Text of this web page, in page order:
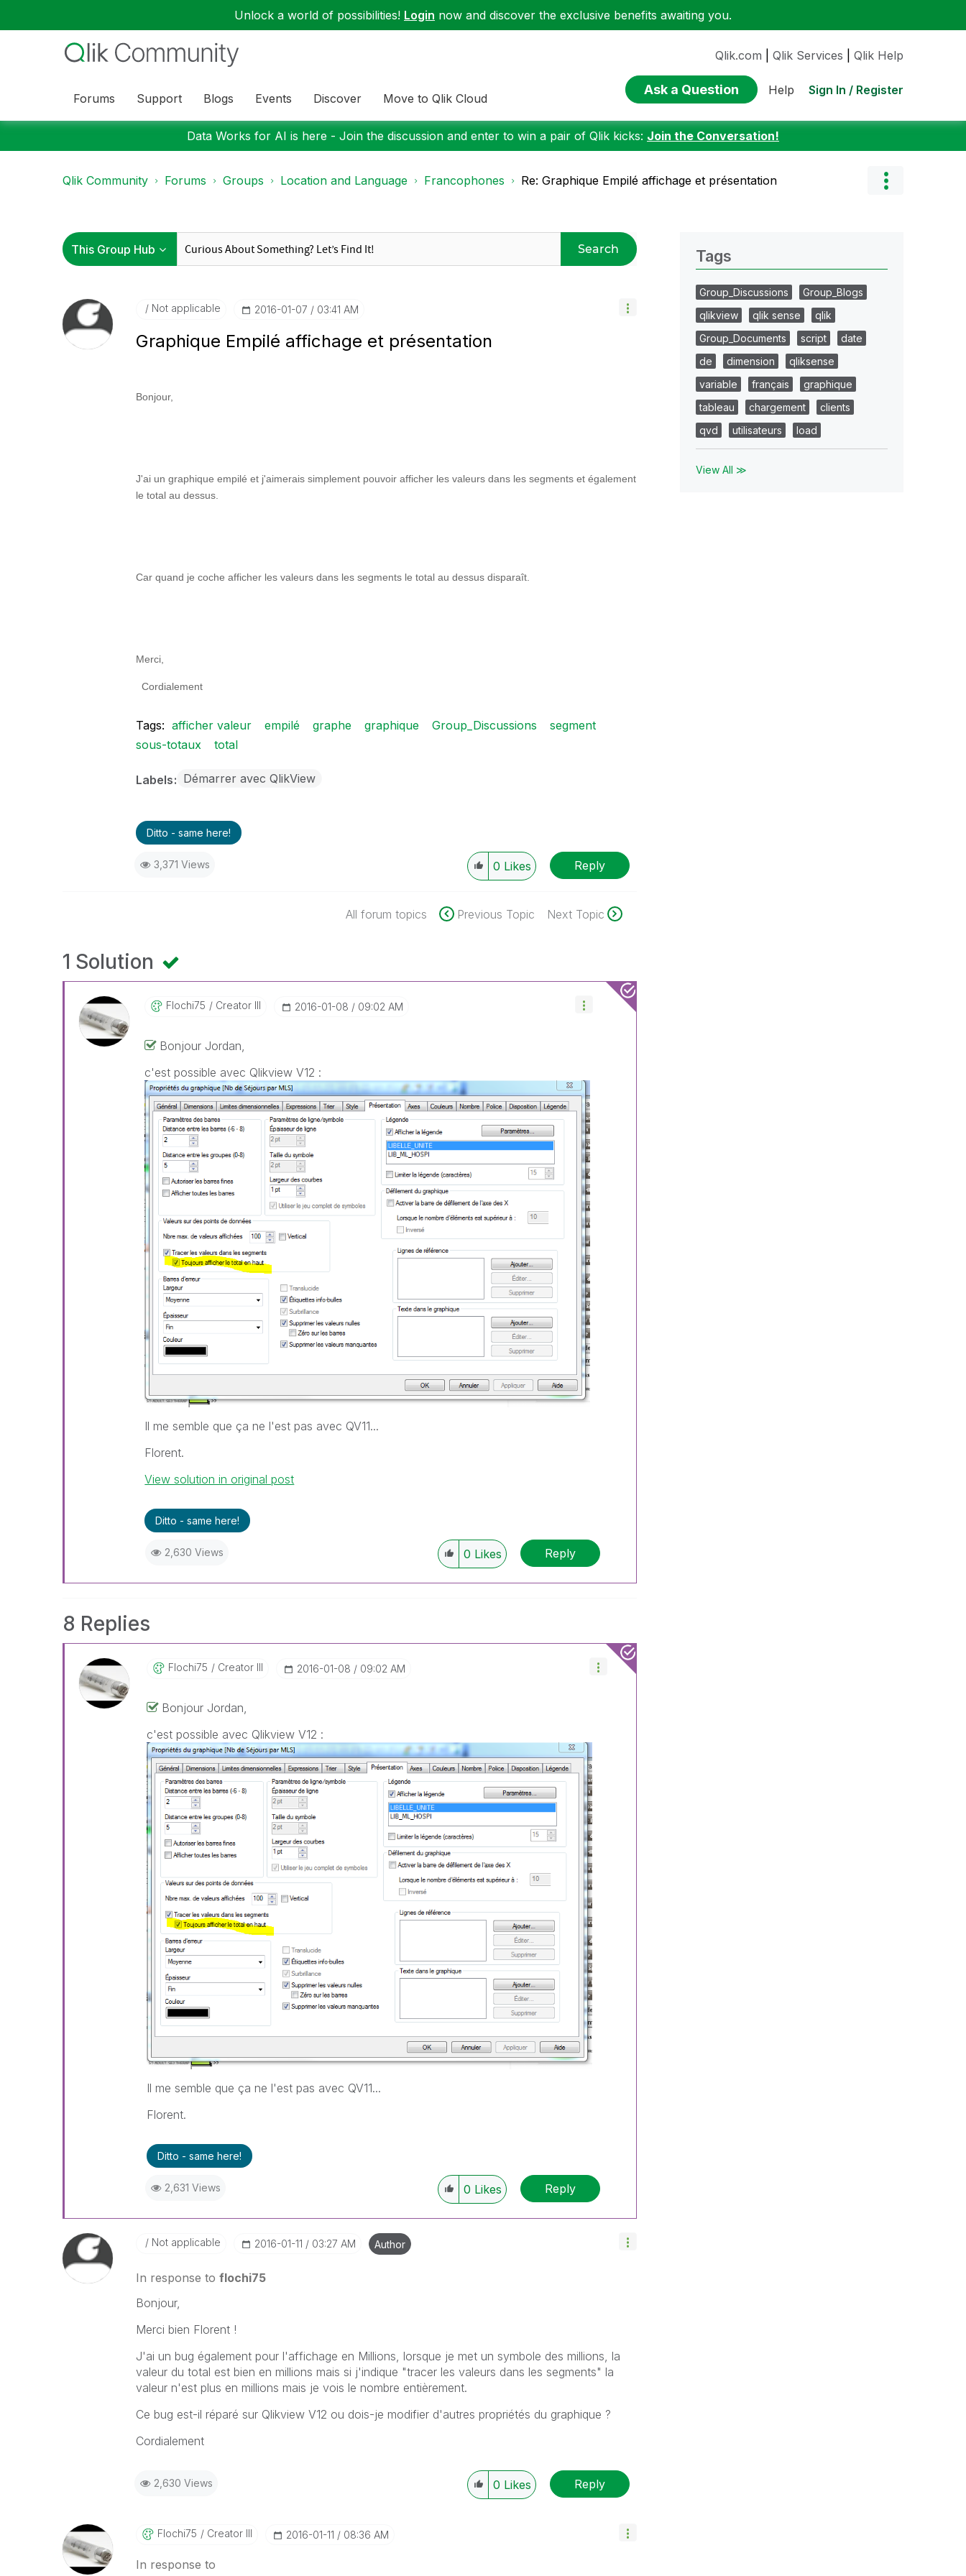
Unlock a world of possibilities! Login now and discover the exclusive benefits awaiting you.
Forums Support Blogs Events Discover Move to Qlik Cloud
Qlik.com Qlik Services Qlik Help
Ask a Question Help Sign In / Register
Data Works for AI is here - Join the discussion and enter to win a pair of Qlik kicks: Join the Conversation!
Qlik Community Forums Groups Location and Language Francophones Re: Graphique Empilé affichage et présentation
Search
Not applicable ‎2016-01-07 03:41 AM
Graphique Empilé affichage et présentation
Bonjour,
J'ai un graphique empilé et j'aimerais simplement pouvoir afficher les valeurs dans les segments et également
le total au dessus.
Car quand je coche afficher les valeurs dans les segments le total au dessus disparaît.
Merci,
Cordialement
Tags: afficher valeur empilé graphe graphique Group_Discussions
segment
sous-totaux
total
Labels Démarrer avec QlikView
Ditto - same here!
3,371 Views 0 Likes Reply
All forum topics Previous Topic Next Topic
1 Solution
Flochi75 Creator III ‎2016-01-08 09:02 AM
Bonjour Jordan,
c'est possible avec Qlikview V12 :
Il me semble que ça ne l'est pas avec QV11...
Florent.
View solution in original post
Ditto - same here!
2,630 Views 0 Likes Reply
8 Replies
Flochi75 Creator III ‎2016-01-08 09:02 AM
Bonjour Jordan,
c'est possible avec Qlikview V12 :
Il me semble que ça ne l'est pas avec QV11...
Florent.
Ditto - same here!
2,631 Views 0 Likes Reply
Not applicable ‎2016-01-11 03:27 AM Author
In response to flochi75
Bonjour,
Merci bien Florent !
J'ai un bug également pour l'affichage en Millions, lorsque je met un symbole des millions, la
valeur du total est bien en millions mais si j'indique "tracer les valeurs dans les segments" la
valeur n'est plus en millions mais je vois le nombre entièrement.
Ce bug est-il réparé sur Qlikview V12 ou dois-je modifier d'autres propriétés du graphique ?
Cordialement
2,630 Views 0 Likes Reply
Flochi75 Creator III ‎2016-01-11 08:36 AM
In response to
Tags
Group_Discussions
Group_Blogs
qlikview
qlik sense
qlik
Group_Documents
script
date
de
dimension
qliksense
variable
français
graphique
tableau
chargement
clients
qvd
utilisateurs load
View All ≫